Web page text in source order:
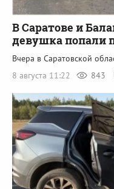
В Саратове и
девушка попали
Вчера в Саратовской
8 августа 11:22
843